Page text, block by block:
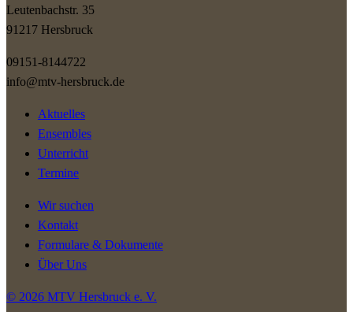
Leutenbachstr. 35
91217 Hersbruck
09151-8144722
info@mtv-hersbruck.de
Aktuelles
Ensembles
Unterricht
Termine
Wir suchen
Kontakt
Formulare & Dokumente
Über Uns
© 2026 MTV Hersbruck e. V.